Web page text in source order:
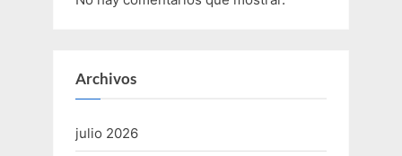
Archivos
julio 2026